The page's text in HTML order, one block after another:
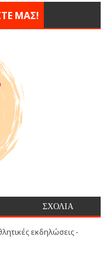
ΜΑΣ!
ΣΧΟΛΙΑ
εκδηλώσεις -